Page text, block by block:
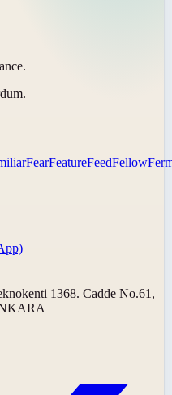
FearFeatureFeedFellow
1368. Cadde No.61,